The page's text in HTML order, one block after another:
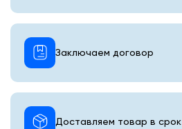
Доставляем товар в срок
Заключаем договор